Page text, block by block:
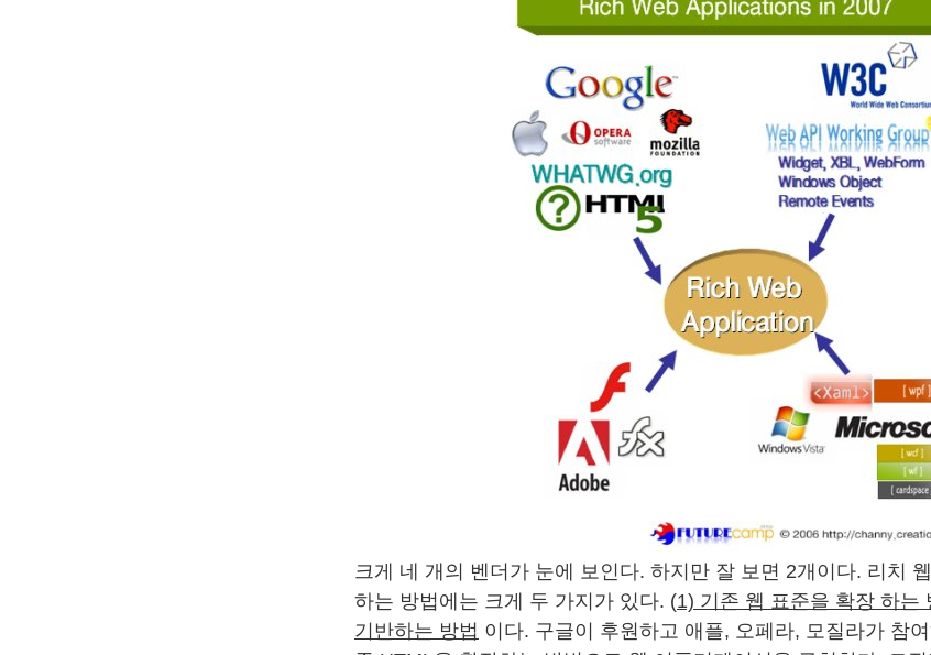
크게 네 개의 벤더가 눈에 보인다. 하지만 잘 보면 2개이다. 리치
하는 방법에는 크게 두 가지가 있다. (1) 기존 웹 표준을 확장 하는
기반하는 방법 이다. 구글이 후원하고 애플, 오페라, 모질라가 참